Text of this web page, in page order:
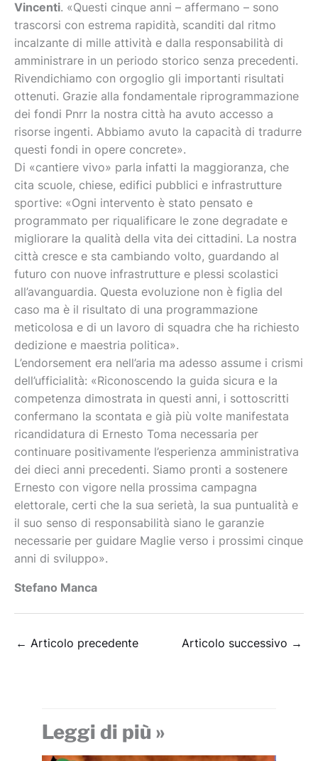
Vincenti. «Questi cinque anni – affermano – sono
trascorsi con estrema rapidità, scanditi dal ritmo
incalzante di mille attività e dalla responsabilità di
amministrare in un periodo storico senza precedenti.
Rivendichiamo con orgoglio gli importanti risultati
ottenuti. Grazie alla fondamentale riprogrammazione
dei fondi Pnrr la nostra città ha avuto accesso a
risorse ingenti. Abbiamo avuto la capacità di tradurre
questi fondi in opere concrete».
Di «cantiere vivo» parla infatti la maggioranza, che
cita scuole, chiese, edifici pubblici e infrastrutture
sportive: «Ogni intervento è stato pensato e
programmato per riqualificare le zone degradate e
migliorare la qualità della vita dei cittadini. La nostra
città cresce e sta cambiando volto, guardando al
futuro con nuove infrastrutture e plessi scolastici
all’avanguardia. Questa evoluzione non è figlia del
caso ma è il risultato di una programmazione
meticolosa e di un lavoro di squadra che ha richiesto
dedizione e maestria politica».
L’endorsement era nell’aria ma adesso assume i crismi
dell’ufficialità: «Riconoscendo la guida sicura e la
competenza dimostrata in questi anni, i sottoscritti
confermano la scontata e già più volte manifestata
ricandidatura di Ernesto Toma necessaria per
continuare positivamente l’esperienza amministrativa
dei dieci anni precedenti. Siamo pronti a sostenere
Ernesto con vigore nella prossima campagna
elettorale, certi che la sua serietà, la sua puntualità e
il suo senso di responsabilità siano le garanzie
necessarie per guidare Maglie verso i prossimi cinque
anni di sviluppo».
Stefano Manca
← Articolo precedente Articolo successivo →
Leggi di più »